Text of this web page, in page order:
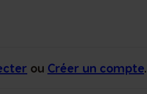
ou Créer un compte.